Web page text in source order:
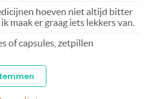
hoeven niet altijd bitter
maak er graag iets lekkers van.
of capsules, zetpillen